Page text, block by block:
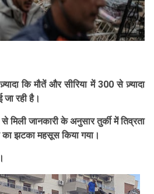
कि मौतें और सीरिया में 300 से ज़्यादा
रही है।
मिली जानकारी के अनुसार तुर्की में तिव्रता
झटका महसूस किया गया।